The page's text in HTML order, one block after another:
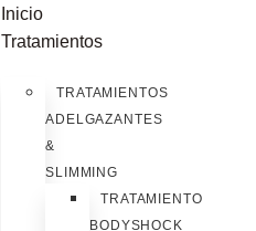
Inicio
Tratamientos
TRATAMIENTOS
ADELGAZANTES
&
SLIMMING
TRATAMIENTO
BODYSHOCK